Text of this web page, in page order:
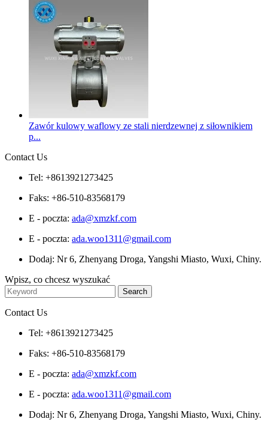
Zawór kulowy waflowy ze stali nierdzewnej z siłownikiem
p...
Contact Us
Tel: +8613921273425
Faks: +86-510-83568179
E - poczta: ada@xmzkf.com
E - poczta: ada.woo1311@gmail.com
Dodaj: Nr 6, Zhenyang Droga, Yangshi Miasto, Wuxi, Chiny.
Wpisz, co chcesz wyszukać
Contact Us
Tel: +8613921273425
Faks: +86-510-83568179
E - poczta: ada@xmzkf.com
E - poczta: ada.woo1311@gmail.com
Dodaj: Nr 6, Zhenyang Droga, Yangshi Miasto, Wuxi, Chiny.